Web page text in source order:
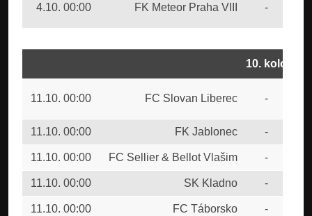
4.10. 00:00 FK Meteor Praha VIII -
10. kolo
11.10. 00:00 FC Slovan Liberec -
11.10. 00:00 FK Jablonec -
11.10. 00:00 FC Sellier & Bellot Vlašim -
11.10. 00:00 SK Kladno -
11.10. 00:00 FC Táborsko -